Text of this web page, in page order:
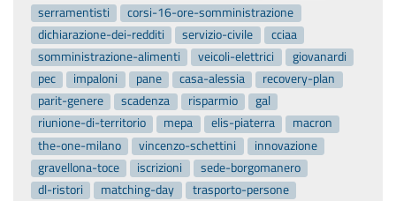
serramentisti
corsi-16-ore-somministrazione
dichiarazione-dei-redditi
servizio-civile
cciaa
somministrazione-alimenti
veicoli-elettrici
giovanardi
pec
impaloni pane casa-alessia
recovery-plan
parit-genere
scadenza risparmio
gal
riunione-di-territorio
mepa elis-piaterra
macron
the-one-milano
vincenzo-schettini
innovazione
gravellona-toce
iscrizioni
sede-borgomanero
dl-ristori
matching-day
trasporto-persone